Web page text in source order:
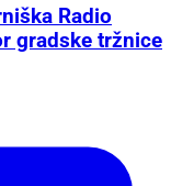
Radio
gradske tržnice